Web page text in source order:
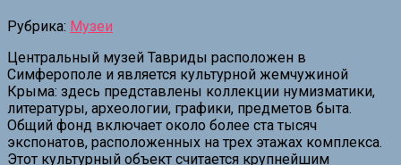
Рубрика: Музеи
Центральный музей Тавриды расположен в
Симферополе и является культурной жемчужиной
Крыма: здесь представлены коллекции нумизматики,
литературы, археологии, графики, предметов быта.
Общий фонд включает около более ста тысяч
экспонатов, расположенных на трех этажах комплекса.
Этот культурный объект считается крупнейшим